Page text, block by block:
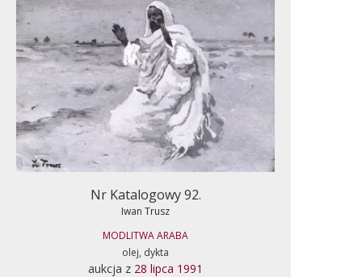
Nr Katalogowy 92.
Iwan Trusz
MODLITWA ARABA
olej, dykta
aukcja z 28 lipca 1991